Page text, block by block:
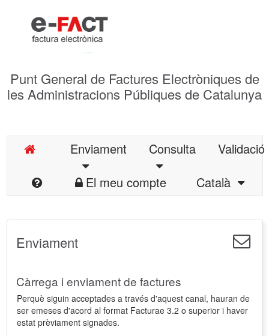
Punt General de Factures Electròniques de
les Administracions Públiques de Catalunya
Enviament Consulta
Validació
El meu compte
Català
Enviament
Càrrega i enviament de factures
Perquè siguin acceptades a través d'aquest canal, hauran de
ser emeses d'acord al format Facturae 3.2 o superior i haver
estat prèviament signades.